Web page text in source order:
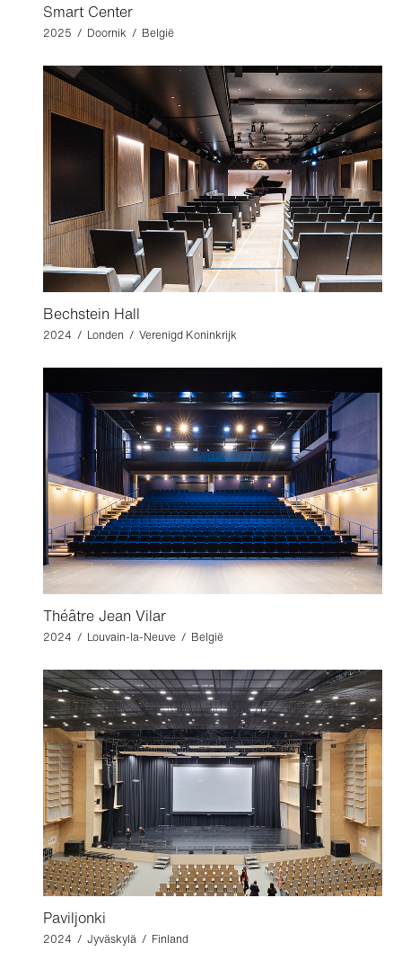
Smart Center
2025 / Doornik / België
Bechstein Hall
2024 / Londen / Verenigd Koninkrijk
Théâtre Jean Vilar
2024 / Louvain-la-Neuve / België
Paviljonki
2024 / Jyväskylä / Finland